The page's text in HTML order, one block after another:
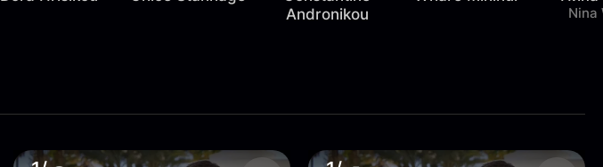
Andronikou
Nina